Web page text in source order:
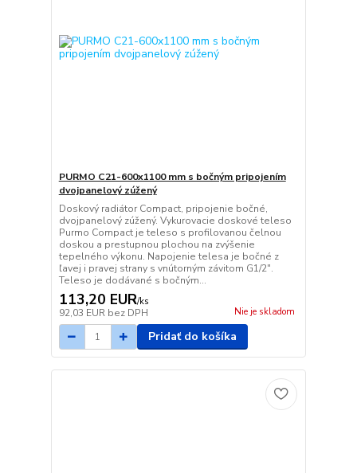
PURMO C21-600x1100 mm s bočným pripojením
dvojpanelový zúžený
Doskový radiátor Compact, pripojenie bočné,
dvojpanelový zúžený. Vykurovacie doskové teleso
Purmo Compact je teleso s profilovanou čelnou
doskou a prestupnou plochou na zvýšenie
tepelného výkonu. Napojenie telesa je bočné z
ľavej i pravej strany s vnútorným závitom G1/2".
Teleso je dodávané s bočným...
113,20 EUR/ks
92,03 EUR bez DPH Nie je skladom
Pridať do košíka